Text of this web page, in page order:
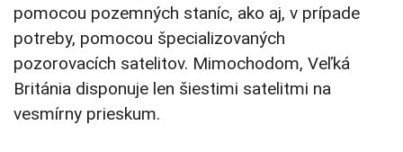
pomocou pozemných staníc, ako aj, v prípade
potreby, pomocou špecializovaných
pozorovacích satelitov. Mimochodom, Veľká
Británia disponuje len šiestimi satelitmi na
vesmírny prieskum.